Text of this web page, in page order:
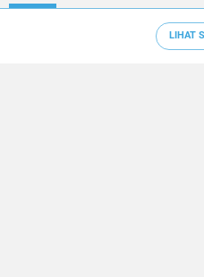
LIHAT